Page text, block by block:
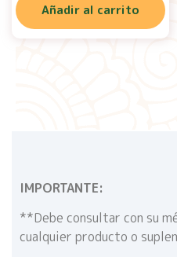
Añadir al carrito
IMPORTANTE:
**Debe consultar con su
cualquier producto o